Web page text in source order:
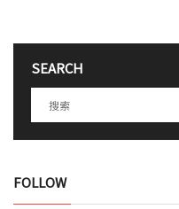
SEARCH
FOLLOW